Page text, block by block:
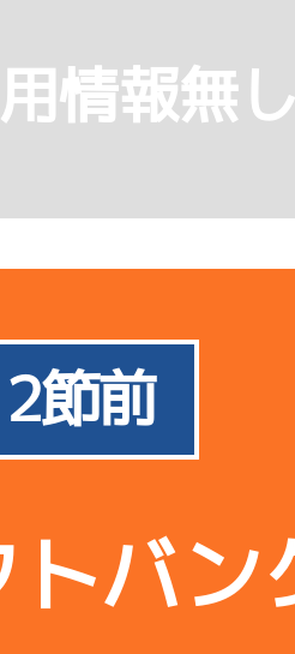
情報無し
2節前
バ